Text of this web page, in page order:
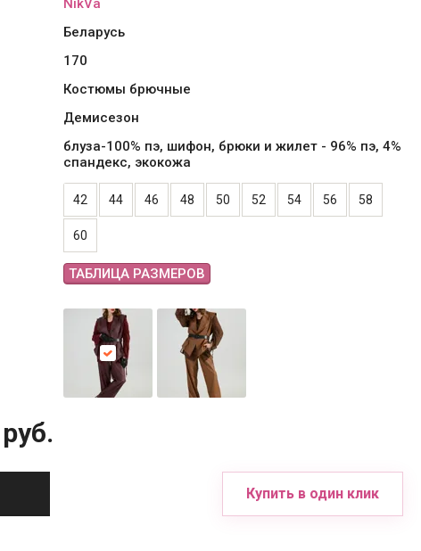
NikVa
Беларусь
170
Костюмы брючные
Демисезон
блуза-100% пэ, шифон, брюки и жилет - 96% пэ, 4%
спандекс, экокожа
42 44 46 48 50 52 54 56 58
60
ТАБЛИЦА РАЗМЕРОВ
руб.
Купить в один клик